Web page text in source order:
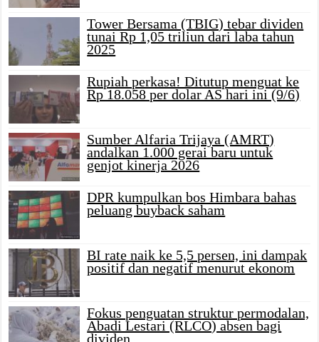
Tower Bersama (TBIG) tebar dividen
tunai Rp 1,05 triliun dari laba tahun
2025
Rupiah perkasa! Ditutup menguat ke
Rp 18.058 per dolar AS hari ini (9/6)
Sumber Alfaria Trijaya (AMRT)
andalkan 1.000 gerai baru untuk
genjot kinerja 2026
DPR kumpulkan bos Himbara bahas
peluang buyback saham
BI rate naik ke 5,5 persen, ini dampak
positif dan negatif menurut ekonom
Fokus penguatan struktur permodalan,
Abadi Lestari (RLCO) absen bagi
dividen